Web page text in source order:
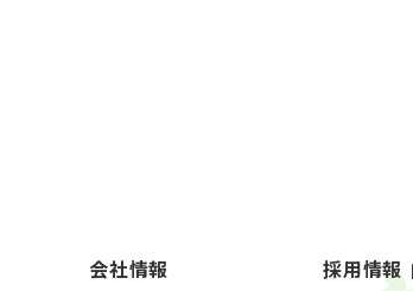
会社情報
採用情報